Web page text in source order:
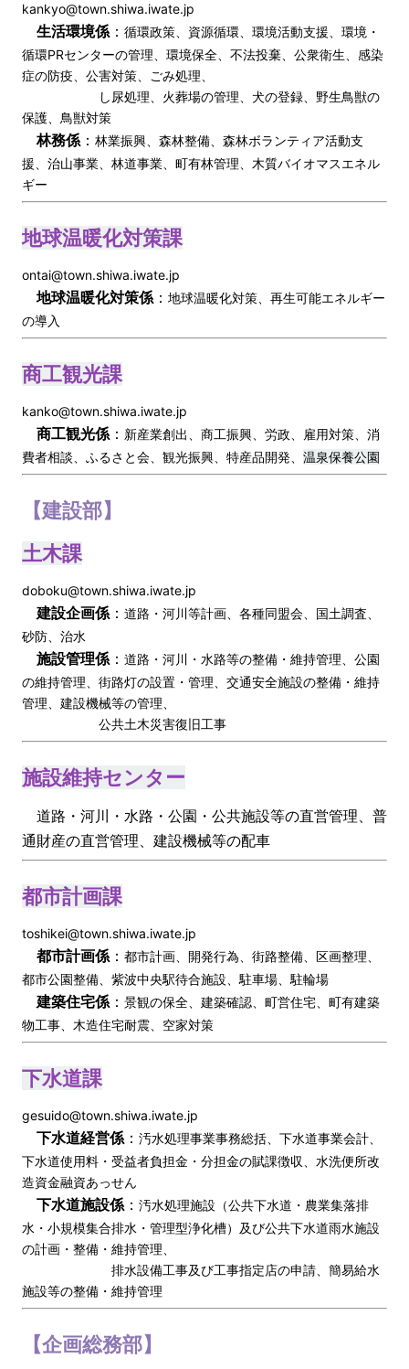
kankyo@town.shiwa.iwate.jp
生活環境係： 循環政策、資源循環、環境活動支援、環境・
循環PRセンターの管理、環境保全、不法投棄、公衆衛生、感染
症の防疫、公害対策、ごみ処理、
し尿処理、火葬場の管理、犬の登録、野生鳥獣の
保護、鳥獣対策
林務係： 林業振興、森林整備、森林ボランティア活動支
援、治山事業、林道事業、町有林管理、木質バイオマスエネル
ギー
地球温暖化対策課
ontai@town.shiwa.iwate.jp
地球温暖化対策係： 地球温暖化対策、再生可能エネルギー
の導入
商工観光課
kanko@town.shiwa.iwate.jp
商工観光係： 新産業創出、商工振興、労政、雇用対策、消
費者相談、ふるさと会、観光振興、特産品開発、 温泉保養公園
【建設部】
土木課
doboku@town.shiwa.iwate.jp
建設企画係： 道路・河川等計画、各種同盟会、国土調査、
砂防、治水
施設管理係： 道路・河川・水路等の整備・維持管理、公園
の維持管理、街路灯の設置・管理、交通安全施設の整備・維持
管理、建設機械等の管理、
公共土木災害復旧工事
施設維持センター
道路・河川・水路・公園・公共施設等の直営管理、普
通財産の直営管理、建設機械等の配車
都市計画課
toshikei@town.shiwa.iwate.jp
都市計画係： 都市計画、開発行為、街路整備、区画整理、
都市公園整備、紫波中央駅待合施設、駐車場、駐輪場
建築住宅係： 景観の保全、建築確認、町営住宅、町有建築
物工事、木造住宅耐震、空家対策
下水道課
gesuido@town.shiwa.iwate.jp
下水道経営係： 汚水処理事業事務総括、下水道事業会計、
下水道使用料・受益者負担金・分担金の賦課徴収、水洗便所改
造資金融資あっせん
下水道施設係： 汚水処理施設（公共下水道・農業集落排
水・小規模集合排水・管理型浄化槽）及び公共下水道雨水施設
の計画・整備・維持管理、
排水設備工事及び工事指定店の申請、簡易給水
施設等の整備・維持管理
【企画総務部】